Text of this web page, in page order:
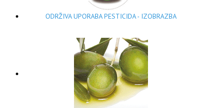
ODRŽIVA UPORABA PESTICIDA - IZOBRAZBA